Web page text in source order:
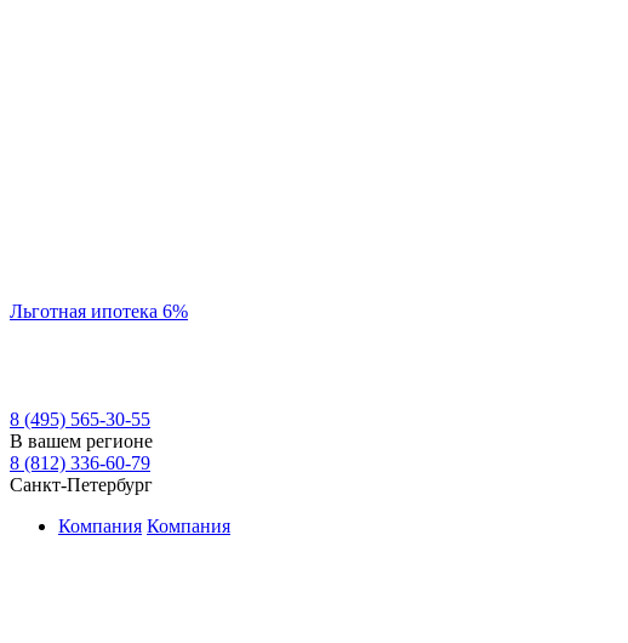
Льготная ипотека 6%
8 (495) 565-30-55
В вашем регионе
8 (812) 336-60-79
Санкт-Петербург
Компания Компания